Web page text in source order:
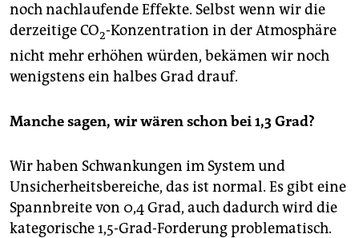
noch nachlaufende Effekte. Selbst wenn wir die
derzeitige CO2-Konzentration in der Atmosphäre
nicht mehr erhöhen würden, bekämen wir noch
wenigstens ein halbes Grad drauf.
Manche sagen, wir wären schon bei 1,3 Grad?
Wir haben Schwankungen im System und
Unsicherheitsbereiche, das ist normal. Es gibt eine
Spannbreite von 0,4 Grad, auch dadurch wird die
kategorische 1,5-Grad-Forderung problematisch.